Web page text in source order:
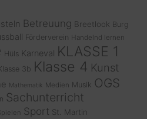
Betreuung Breetlook Burg
Förderverein
Handelnd lernen
Hüls Karneval KLASSE 1
3b Klasse 4 Kunst
Mathematik Medien Musik OGS
Sachunterricht
Sport St. Martin